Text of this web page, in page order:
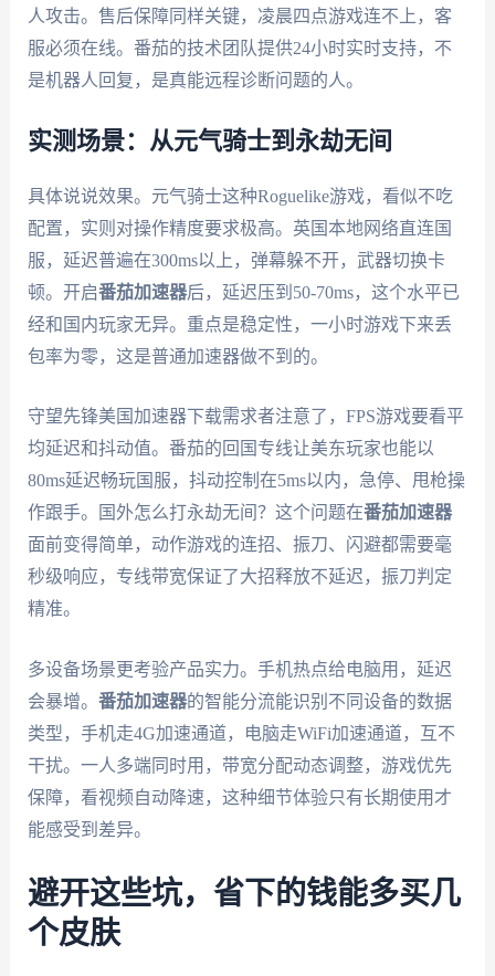
人攻击。售后保障同样关键，凌晨四点游戏连不上，客
服必须在线。番茄的技术团队提供24小时实时支持，不
是机器人回复，是真能远程诊断问题的人。
实测场景：从元气骑士到永劫无间
具体说说效果。元气骑士这种Roguelike游戏，看似不吃
配置，实则对操作精度要求极高。英国本地网络直连国
服，延迟普遍在300ms以上，弹幕躲不开，武器切换卡
顿。开启番茄加速器后，延迟压到50-70ms，这个水平已
经和国内玩家无异。重点是稳定性，一小时游戏下来丢
包率为零，这是普通加速器做不到的。
守望先锋美国加速器下载需求者注意了，FPS游戏要看平
均延迟和抖动值。番茄的回国专线让美东玩家也能以
80ms延迟畅玩国服，抖动控制在5ms以内，急停、甩枪操
作跟手。国外怎么打永劫无间？这个问题在番茄加速器
面前变得简单，动作游戏的连招、振刀、闪避都需要毫
秒级响应，专线带宽保证了大招释放不延迟，振刀判定
精准。
多设备场景更考验产品实力。手机热点给电脑用，延迟
会暴增。 番茄加速器的智能分流能识别不同设备的数据
类型，手机走4G加速通道，电脑走WiFi加速通道，互不
干扰。一人多端同时用，带宽分配动态调整，游戏优先
保障，看视频自动降速，这种细节体验只有长期使用才
能感受到差异。
避开这些坑，省下的钱能多买几
个皮肤